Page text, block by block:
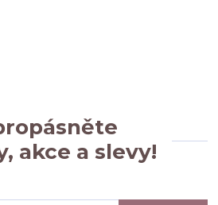
akce a slevy!